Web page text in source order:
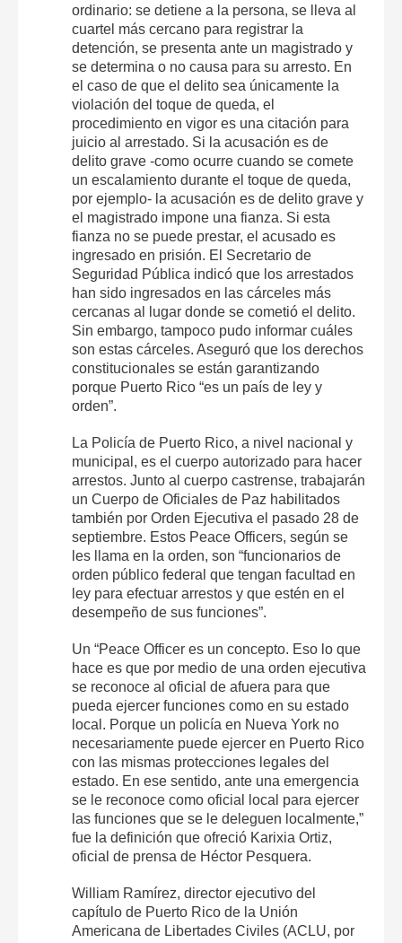
ordinario: se detiene a la persona, se lleva al
cuartel más cercano para registrar la
detención, se presenta ante un magistrado y
se determina o no causa para su arresto. En
el caso de que el delito sea únicamente la
violación del toque de queda, el
procedimiento en vigor es una citación para
juicio al arrestado. Si la acusación es de
delito grave -como ocurre cuando se comete
un escalamiento durante el toque de queda,
por ejemplo- la acusación es de delito grave y
el magistrado impone una fianza. Si esta
fianza no se puede prestar, el acusado es
ingresado en prisión. El Secretario de
Seguridad Pública indicó que los arrestados
han sido ingresados en las cárceles más
cercanas al lugar donde se cometió el delito.
Sin embargo, tampoco pudo informar cuáles
son estas cárceles. Aseguró que los derechos
constitucionales se están garantizando
porque Puerto Rico “es un país de ley y
orden”.
La Policía de Puerto Rico, a nivel nacional y
municipal, es el cuerpo autorizado para hacer
arrestos. Junto al cuerpo castrense, trabajarán
un Cuerpo de Oficiales de Paz habilitados
también por Orden Ejecutiva el pasado 28 de
septiembre. Estos Peace Officers, según se
les llama en la orden, son “funcionarios de
orden público federal que tengan facultad en
ley para efectuar arrestos y que estén en el
desempeño de sus funciones”.
Un “Peace Officer es un concepto. Eso lo que
hace es que por medio de una orden ejecutiva
se reconoce al oficial de afuera para que
pueda ejercer funciones como en su estado
local. Porque un policía en Nueva York no
necesariamente puede ejercer en Puerto Rico
con las mismas protecciones legales del
estado. En ese sentido, ante una emergencia
se le reconoce como oficial local para ejercer
las funciones que se le deleguen localmente,”
fue la definición que ofreció Karixia Ortiz,
oficial de prensa de Héctor Pesquera.
William Ramírez, director ejecutivo del
capítulo de Puerto Rico de la Unión
Americana de Libertades Civiles (ACLU, por